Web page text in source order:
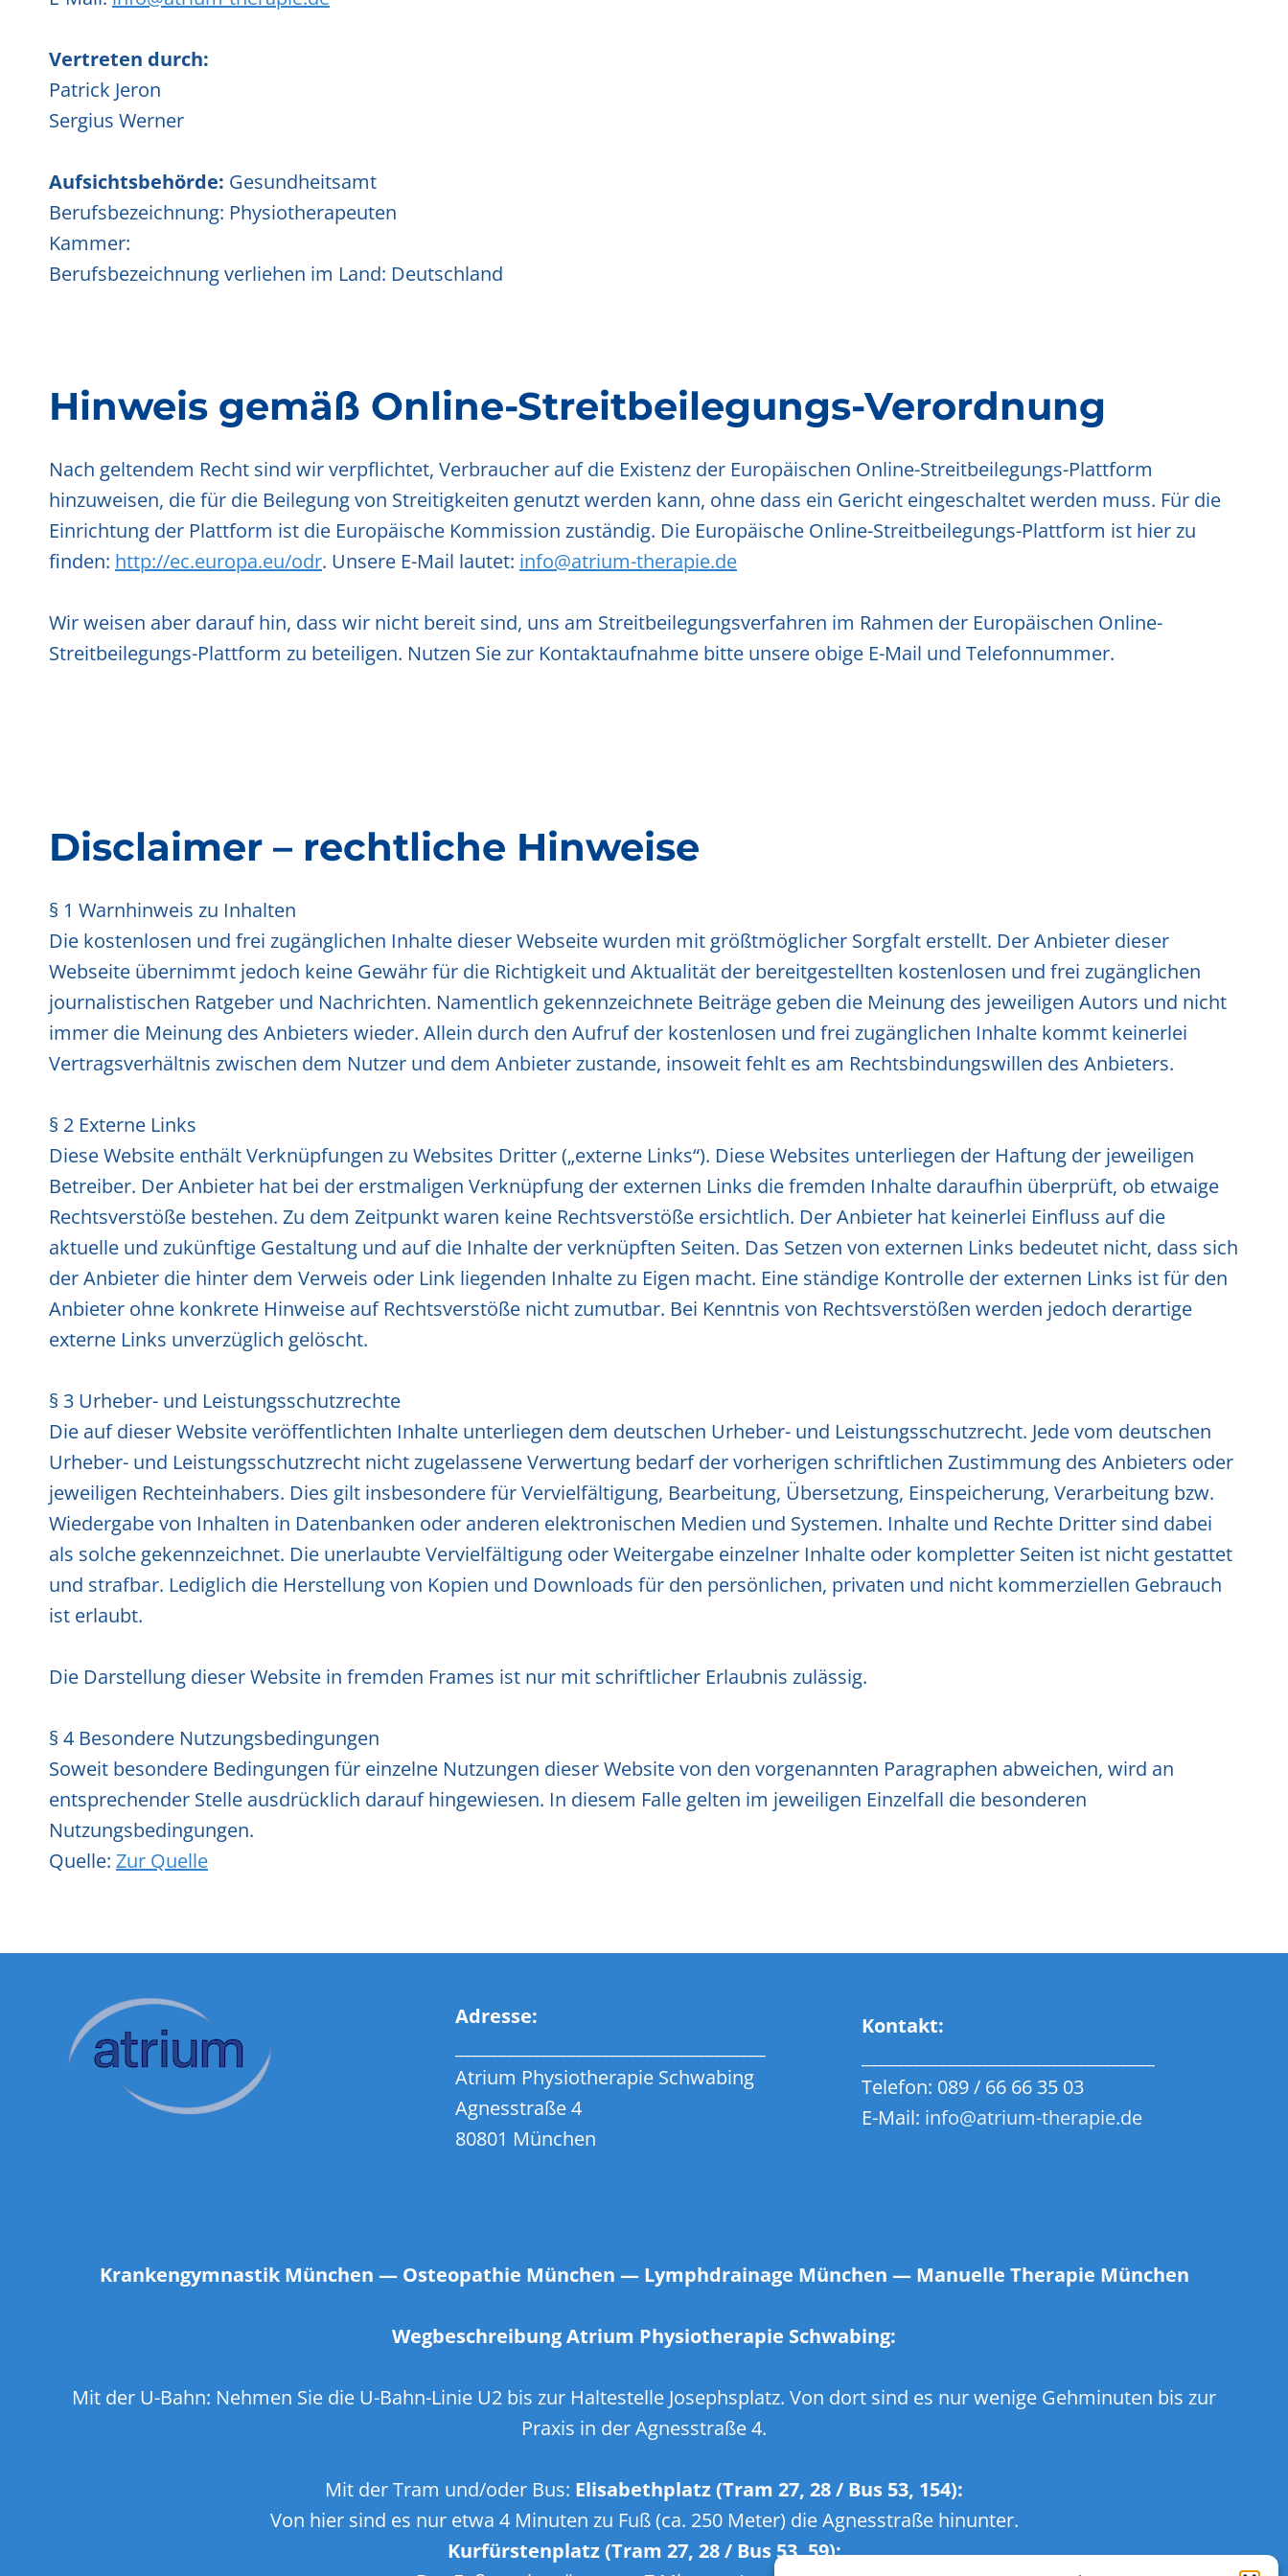
Vertreten durch:
Patrick Jeron
Sergius Werner
Aufsichtsbehörde: Gesundheitsamt
Berufsbezeichnung: Physiotherapeuten
Kammer:
Berufsbezeichnung verliehen im Land: Deutschland
Hinweis gemäß Online-Streitbeilegungs-Verordnung
Nach geltendem Recht sind wir verpflichtet, Verbraucher auf die Existenz der Europäischen Online-Streitbeilegungs-Plattform
hinzuweisen, die für die Beilegung von Streitigkeiten genutzt werden kann, ohne dass ein Gericht eingeschaltet werden muss. Für die
Einrichtung der Plattform ist die Europäische Kommission zuständig. Die Europäische Online-Streitbeilegungs-Plattform ist hier zu
finden: http://ec.europa.eu/odr. Unsere E-Mail lautet: info@atrium-therapie.de
Wir weisen aber darauf hin, dass wir nicht bereit sind, uns am Streitbeilegungsverfahren im Rahmen der Europäischen Online-
Streitbeilegungs-Plattform zu beteiligen. Nutzen Sie zur Kontaktaufnahme bitte unsere obige E-Mail und Telefonnummer.
Disclaimer – rechtliche Hinweise
§ 1 Warnhinweis zu Inhalten
Die kostenlosen und frei zugänglichen Inhalte dieser Webseite wurden mit größtmöglicher Sorgfalt erstellt. Der Anbieter dieser
Webseite übernimmt jedoch keine Gewähr für die Richtigkeit und Aktualität der bereitgestellten kostenlosen und frei zugänglichen
journalistischen Ratgeber und Nachrichten. Namentlich gekennzeichnete Beiträge geben die Meinung des jeweiligen Autors und nicht
immer die Meinung des Anbieters wieder. Allein durch den Aufruf der kostenlosen und frei zugänglichen Inhalte kommt keinerlei
Vertragsverhältnis zwischen dem Nutzer und dem Anbieter zustande, insoweit fehlt es am Rechtsbindungswillen des Anbieters.
§ 2 Externe Links
Diese Website enthält Verknüpfungen zu Websites Dritter („externe Links“). Diese Websites unterliegen der Haftung der jeweiligen
Betreiber. Der Anbieter hat bei der erstmaligen Verknüpfung der externen Links die fremden Inhalte daraufhin überprüft, ob etwaige
Rechtsverstöße bestehen. Zu dem Zeitpunkt waren keine Rechtsverstöße ersichtlich. Der Anbieter hat keinerlei Einfluss auf die
aktuelle und zukünftige Gestaltung und auf die Inhalte der verknüpften Seiten. Das Setzen von externen Links bedeutet nicht, dass sich
der Anbieter die hinter dem Verweis oder Link liegenden Inhalte zu Eigen macht. Eine ständige Kontrolle der externen Links ist für den
Anbieter ohne konkrete Hinweise auf Rechtsverstöße nicht zumutbar. Bei Kenntnis von Rechtsverstößen werden jedoch derartige
externe Links unverzüglich gelöscht.
§ 3 Urheber- und Leistungsschutzrechte
Die auf dieser Website veröffentlichten Inhalte unterliegen dem deutschen Urheber- und Leistungsschutzrecht. Jede vom deutschen
Urheber- und Leistungsschutzrecht nicht zugelassene Verwertung bedarf der vorherigen schriftlichen Zustimmung des Anbieters oder
jeweiligen Rechteinhabers. Dies gilt insbesondere für Vervielfältigung, Bearbeitung, Übersetzung, Einspeicherung, Verarbeitung bzw.
Wiedergabe von Inhalten in Datenbanken oder anderen elektronischen Medien und Systemen. Inhalte und Rechte Dritter sind dabei
als solche gekennzeichnet. Die unerlaubte Vervielfältigung oder Weitergabe einzelner Inhalte oder kompletter Seiten ist nicht gestattet
und strafbar. Lediglich die Herstellung von Kopien und Downloads für den persönlichen, privaten und nicht kommerziellen Gebrauch
ist erlaubt.
Die Darstellung dieser Website in fremden Frames ist nur mit schriftlicher Erlaubnis zulässig.
§ 4 Besondere Nutzungsbedingungen
Soweit besondere Bedingungen für einzelne Nutzungen dieser Website von den vorgenannten Paragraphen abweichen, wird an
entsprechender Stelle ausdrücklich darauf hingewiesen. In diesem Falle gelten im jeweiligen Einzelfall die besonderen
Nutzungsbedingungen.
Quelle: Zur Quelle
Adresse:
Atrium Physiotherapie Schwabing
Agnesstraße 4
80801 München
Kontakt:
Telefon: 089 / 66 66 35 03
E-Mail: info@atrium-therapie.de
Krankengymnastik München — Osteopathie München — Lymphdrainage München — Manuelle Therapie München
Wegbeschreibung Atrium Physiotherapie Schwabing:
Mit der U-Bahn: Nehmen Sie die U-Bahn-Linie U2 bis zur Haltestelle Josephsplatz. Von dort sind es nur wenige Gehminuten bis zur
Praxis in der Agnesstraße 4.
Mit der Tram und/oder Bus: Elisabethplatz (Tram 27, 28 / Bus 53, 154):
Von hier sind es nur etwa 4 Minuten zu Fuß (ca. 250 Meter) die Agnesstraße hinunter.
Kurfürstenplatz (Tram 27, 28 / Bus 53, 59):